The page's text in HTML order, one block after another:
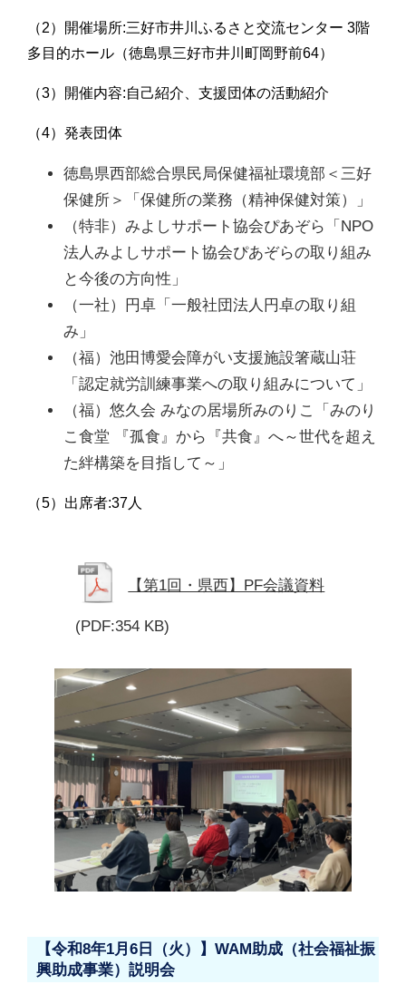
（2）開催場所:三好市井川ふるさと交流センター 3階
多目的ホール（徳島県三好市井川町岡野前64）
（3）開催内容:自己紹介、支援団体の活動紹介
（4）発表団体
徳島県西部総合県民局保健福祉環境部＜三好
保健所＞「保健所の業務（精神保健対策）」
（特非）みよしサポート協会ぴあぞら「NPO
法人みよしサポート協会ぴあぞらの取り組み
と今後の方向性」
（一社）円卓「一般社団法人円卓の取り組
み」
（福）池田博愛会障がい支援施設箸蔵山荘
「認定就労訓練事業への取り組みについて」
（福）悠久会 みなの居場所みのりこ「みのり
こ食堂 『孤食』から『共食』へ～世代を超え
た絆構築を目指して～」
（5）出席者:37人
【第1回・県西】PF会議資料
(PDF:354 KB)
【令和8年1月6日（火）】WAM助成（社会福祉振
興助成事業）説明会